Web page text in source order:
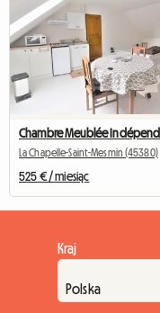
La Chapelle-Saint-Mesmin (45380)
525 € / miesiąc
Kraj